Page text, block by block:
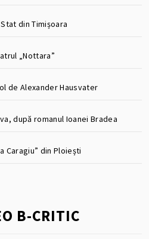
din Timișoara
„Nottara”
de Alexander Hausvater
după romanul Ioanei Bradea
Caragiu” din Ploiești
B-CRITIC